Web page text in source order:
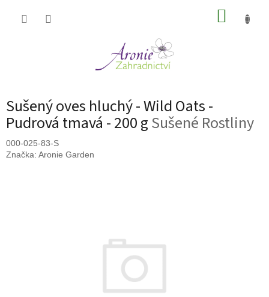
Sušený oves hluchý - Wild Oats -
Pudrová tmavá - 200 gSušené Rostliny
000-025-83-S
Značka: Aronie Garden